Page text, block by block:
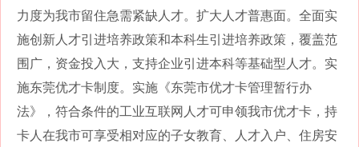
力度为我市留住急需紧缺人才。扩大人才普惠面。全面实
施创新人才引进培养政策和本科生引进培养政策，覆盖范
围广，资金投入大，支持企业引进本科等基础型人才。实
施东莞优才卡制度。实施《东莞市优才卡管理暂行办
法》，符合条件的工业互联网人才可申领我市优才卡，持
卡人在我市可享受相对应的子女教育、人才入户、住房安